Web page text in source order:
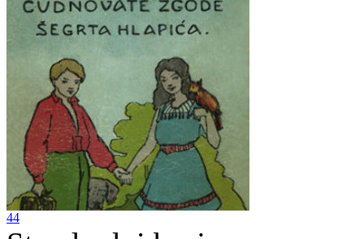
44